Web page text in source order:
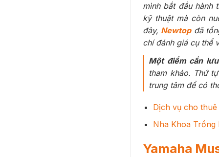
mình bắt đầu hành
kỹ thuật mà còn
đây, Newtopđã
chí đánh giá cụ thể
Một điểm cần
tham khảo. Thứ
trung tâm để có
Dịch vụ cho
Nha Khoa Trồng
Yamaha